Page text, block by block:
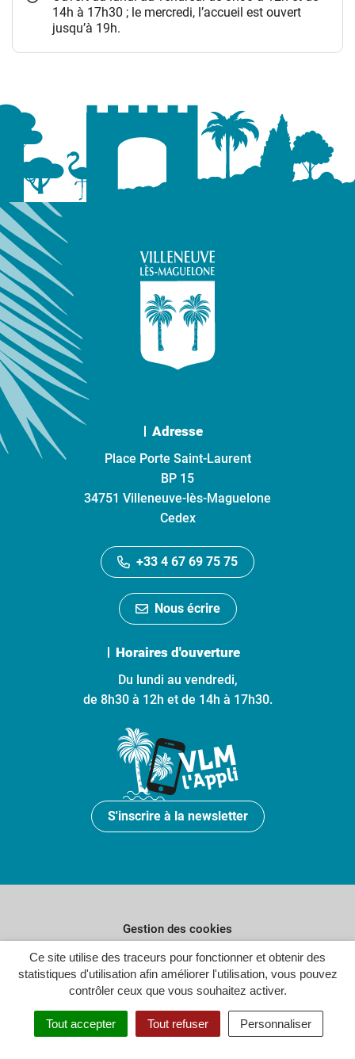
Ce site utilise des traceurs pour fonctionner et obtenir des
statistiques d'utilisation afin améliorer l'utilisation, vous pouvez
contrôler ceux que vous souhaitez activer.
Tout accepter Tout refuser Personnaliser
14h à 17h30 ; le mercredi, l’accueil est ouvert
jusqu’à 19h.
Adresse
Place Porte Saint-Laurent
BP 15
34751 Villeneuve-lès-Maguelone
Cedex
+33 4 67 69 75 75
Nous écrire
Horaires d'ouverture
Du lundi au vendredi,
de 8h30 à 12h et de 14h à 17h30.
S'inscrire à la newsletter
Gestion des cookies
Plan du site
Politique de confidentialité
Crédits